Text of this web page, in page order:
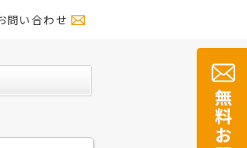
問い合わせ